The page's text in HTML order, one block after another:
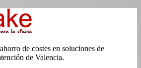
de costes en soluciones de
de Valencia.